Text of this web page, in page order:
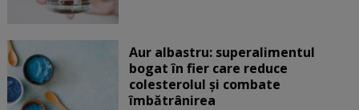
Aur albastru: superalimentul
bogat în fier care reduce
colesterolul și combate
îmbătrânirea